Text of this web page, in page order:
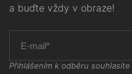
a buďte vždy v obraze!
Přihlášením k odběru souhlasíte